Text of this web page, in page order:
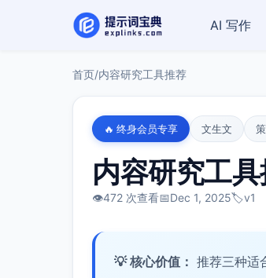
AI 写作
首页/内容研究工具推荐
🔥 终身会员专享 文生文
内容研究工
👁️472 次查看📅Dec 1, 2025🏷️v1
💡 核心价值： 推荐三种适